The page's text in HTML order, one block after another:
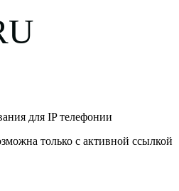
для IP телефонии
только с активной ссылкой